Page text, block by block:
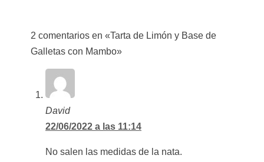
2 comentarios en «Tarta de Limón y Base de
Galletas con Mambo»
David
22/06/2022 a las 11:14
No salen las medidas de la nata.